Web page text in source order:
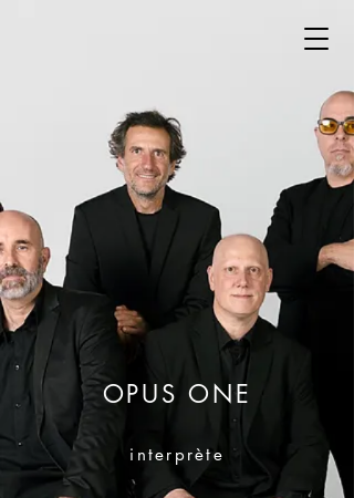
OPUS ONE
interprète